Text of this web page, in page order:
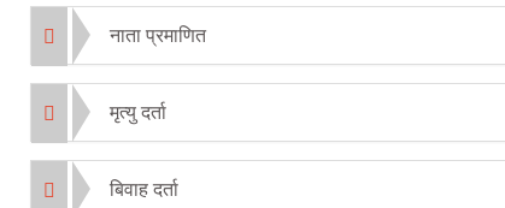
नाता प्रमाणित
मृत्यु दर्ता
बिवाह दर्ता